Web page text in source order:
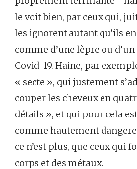
le voit bien, par ceux qui,
les ignorent autant qu’ils
comme d’une lèpre ou
Covid-19. Haine, par
« secte », qui justement
couper les cheveux en
détails », et qui pour cela
comme hautement
ce n’est plus, que ceux qui
corps et des métaux.